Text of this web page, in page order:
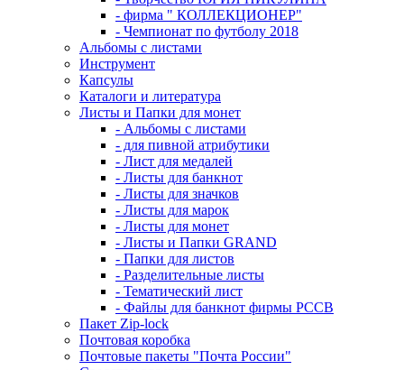
- фирма " КОЛЛЕКЦИОНЕР"
- Чемпионат по футболу 2018
Альбомы с листами
Инструмент
Капсулы
Каталоги и литература
Листы и Папки для монет
- Альбомы с листами
- для пивной атрибутики
- Лист для медалей
- Листы для банкнот
- Листы для значков
- Листы для марок
- Листы для монет
- Листы и Папки GRAND
- Папки для листов
- Разделительные листы
- Тематический лист
- Файлы для банкнот фирмы PCCB
Пакет Zip-lock
Почтовая коробка
Почтовые пакеты "Почта России"